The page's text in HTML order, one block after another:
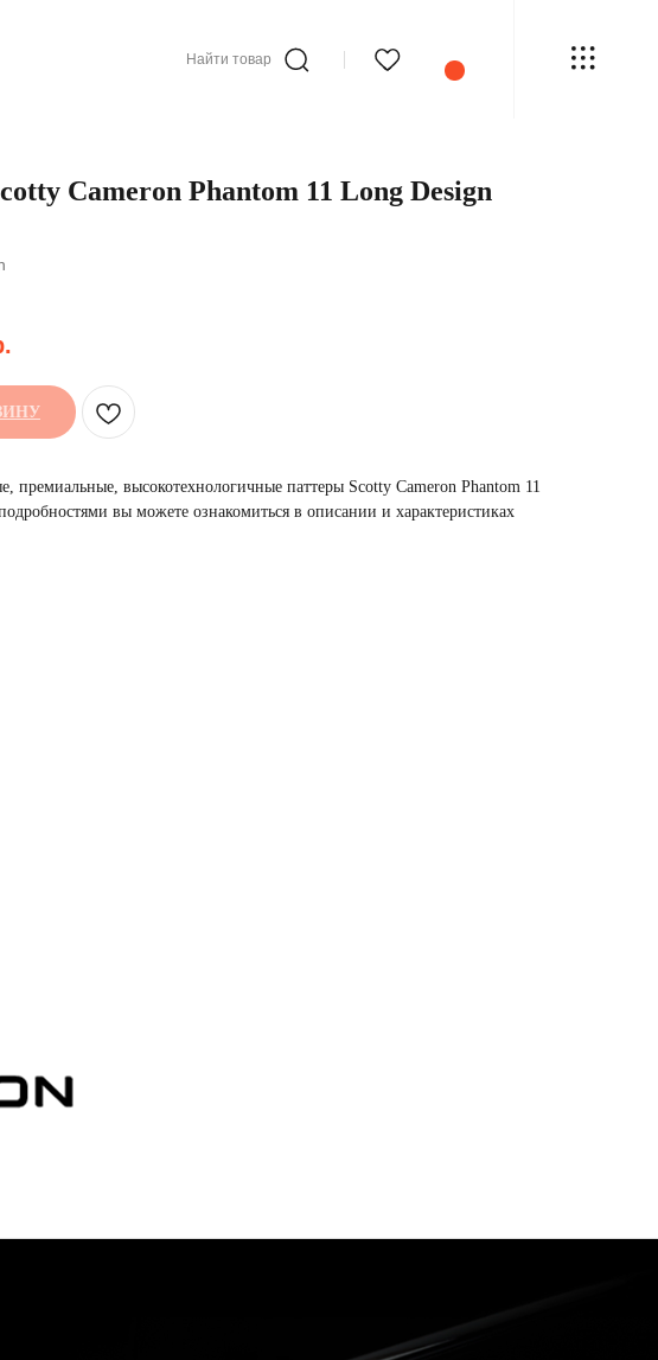
Найти товар
Cameron Phantom 11 Long Design
премиальные, высокотехнологичные паттеры Scotty Cameron Phantom 11
вы можете ознакомиться в описании и характеристиках